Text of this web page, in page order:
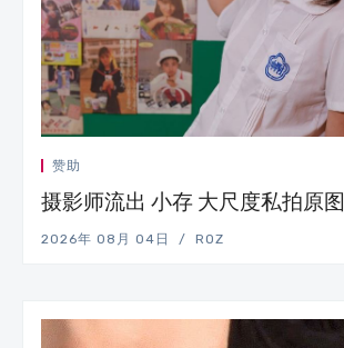
赞助
摄影师流出 小存 大尺度私拍原图
2026年 08月 04日 ROZ